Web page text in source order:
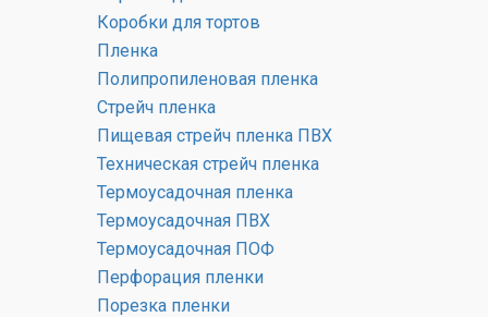
Коробки для тортов
Пленка
Полипропиленовая пленка
Стрейч пленка
Пищевая стрейч пленка ПВХ
Техническая стрейч пленка
Термоусадочная пленка
Термоусадочная ПВХ
Термоусадочная ПОФ
Перфорация пленки
Порезка пленки
Пакеты для рождественских вкусностей
Ширина: от 35 мм до 500 мм